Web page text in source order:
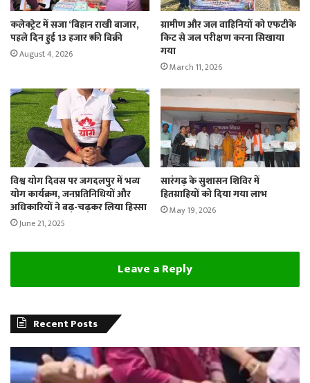
कलेक्ट्रेट में सजा ‘बिहान राखी बाजार,
पहले दिन हुई 13 हजार ₹ की बिक्री
August 4, 2026
ग्रामीण और जल वाहिनियों को एफटीके
किट से जल परीक्षण करना सिखाया
गया
March 11, 2026
विश्व योग दिवस पर जगदलपुर में भव्य
योग कार्यक्रम, जनप्रतिनिधियों और
अधिकारियों ने बढ़-चढ़कर लिया हिस्सा
June 21, 2025
सारंगढ़ के सुशासन शिविर में
हितग्राहियों को दिया गया लाभ
May 19, 2026
Leave a Reply
Recent Posts